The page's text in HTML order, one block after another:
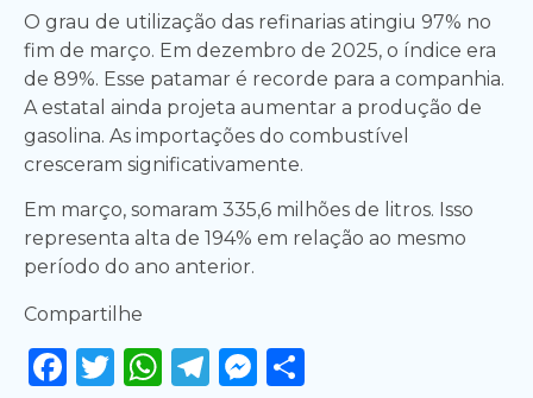
O grau de utilização das refinarias atingiu 97% no
fim de março. Em dezembro de 2025, o índice era
de 89%. Esse patamar é recorde para a companhia.
A estatal ainda projeta aumentar a produção de
gasolina. As importações do combustível
cresceram significativamente.
Em março, somaram 335,6 milhões de litros. Isso
representa alta de 194% em relação ao mesmo
período do ano anterior.
Compartilhe
Facebook
Twitter
WhatsApp
Telegram
Messenger